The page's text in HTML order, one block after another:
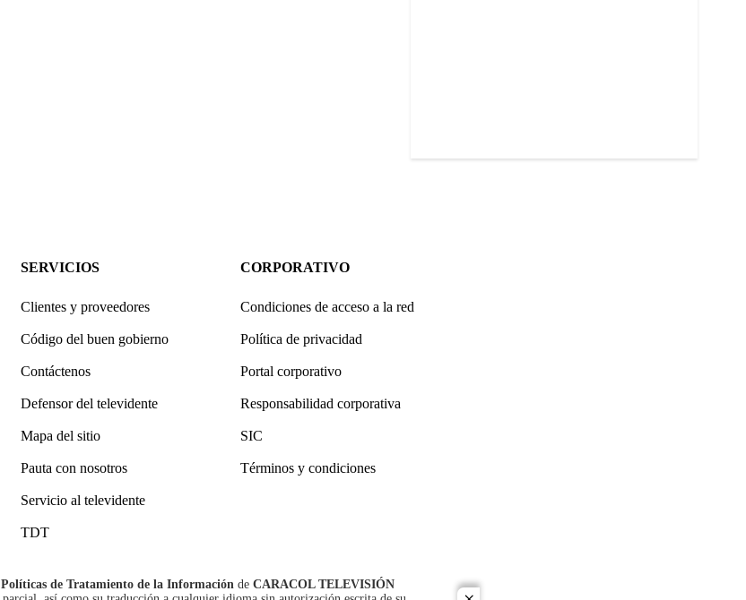
SERVICIOS
Clientes y proveedores
Código del buen gobierno
Contáctenos
Defensor del televidente
Mapa del sitio
Pauta con nosotros
Servicio al televidente
TDT
CORPORATIVO
Condiciones de acceso a la red
Política de privacidad
Portal corporativo
Responsabilidad corporativa
SIC
Términos y condiciones
Políticas de Tratamiento de la Información de CARACOL TELEVISIÓN